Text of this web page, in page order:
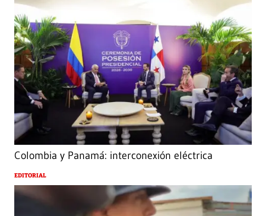
Colombia y Panamá: interconexión eléctrica
EDITORIAL